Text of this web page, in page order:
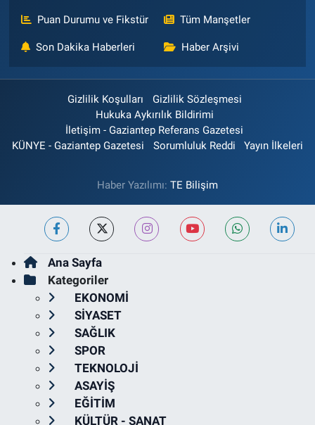
Puan Durumu ve Fikstür Tüm Manşetler
Son Dakika Haberleri Haber Arşivi
Gizlilik Koşulları
Gizlilik Sözleşmesi
Hukuka Aykırılık Bildirimi
İletişim - Gaziantep Referans Gazetesi
KÜNYE - Gaziantep Gazetesi
Sorumluluk Reddi Yayın İlkeleri
Haber Yazılımı: TE Bilişim
Ana Sayfa
Kategoriler
EKONOMİ
SİYASET
SAĞLIK
SPOR
TEKNOLOJİ
ASAYİŞ
EĞİTİM
KÜLTÜR - SANAT